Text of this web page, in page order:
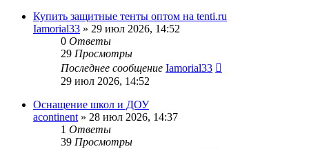
Купить защитные тенты оптом на tenti.ru
Iamorial33 » 29 июл 2026, 14:52
0 Ответы
29 Просмотры
Последнее сообщение Iamorial33
29 июл 2026, 14:52
Оснащение школ и ДОУ
acontinent » 28 июл 2026, 14:37
1 Ответы
39 Просмотры